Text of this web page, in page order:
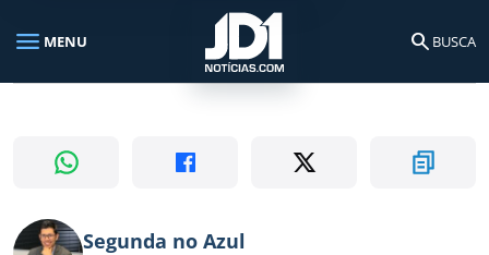
Busca no portal
menu MENU search BUSCA
Segunda no Azul